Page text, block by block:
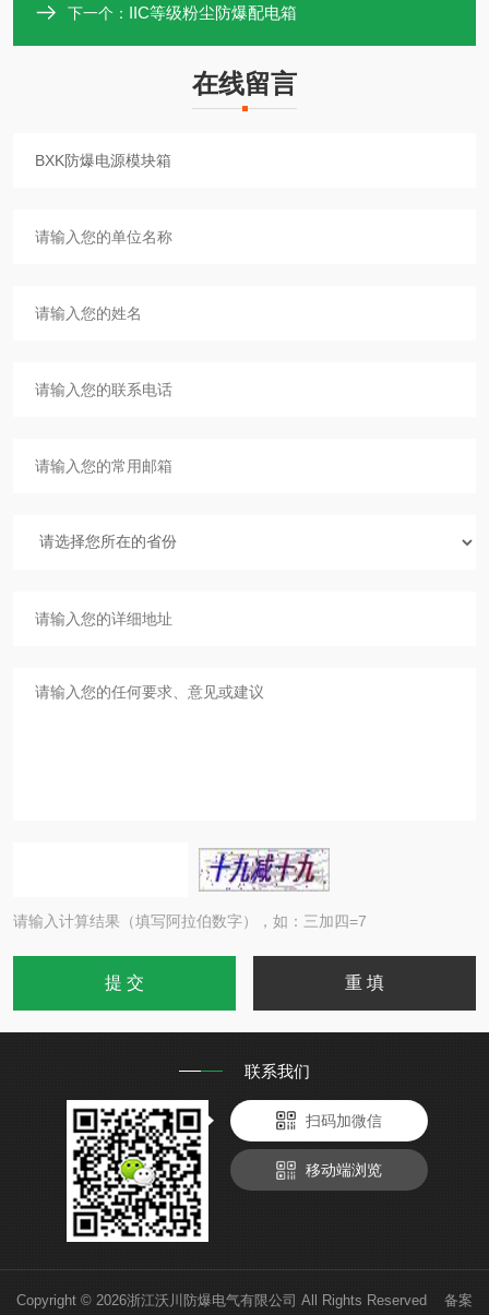
下一个： IIC等级粉尘防爆配电箱
在线留言
请输入计算结果（填写阿拉伯数字），如：三加四=7
联系我们
扫码加微信
移动端浏览
Copyright © 2026浙江沃川防爆电气有限公司 All Rights Reserved 备案